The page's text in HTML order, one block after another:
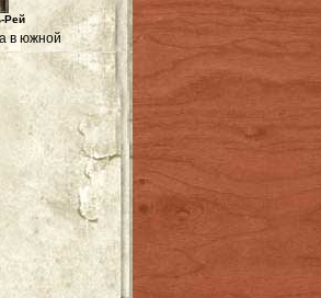
Рей
в южной